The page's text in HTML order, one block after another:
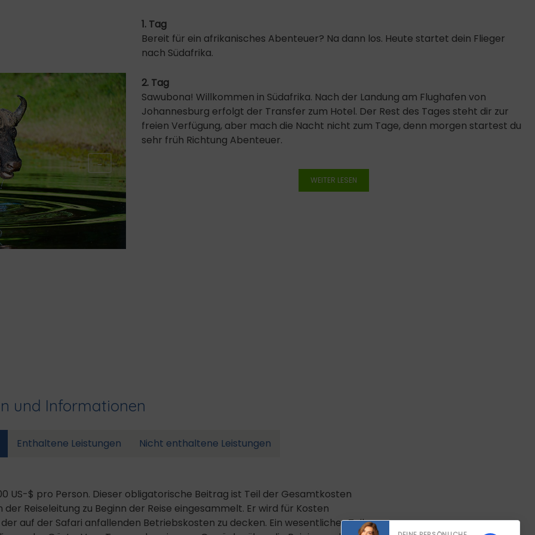
→
1. Tag
Bereit für ein afrikanisches Abenteuer? Na dann los. Heute startet dein Flieger
nach Südafrika.
2. Tag
Sawubona! Willkommen in Südafrika. Nach der Landung am Flughafen von
Johannesburg erfolgt der Transfer zum Hotel. Der Rest des Tages steht dir zur
freien Verfügung, aber mach die Nacht nicht zum Tage, denn morgen startest du
sehr früh Richtung Abenteuer.
WEITER LESEN
und Informationen
Enthaltene Leistungen Nicht enthaltene Leistungen
US-$ pro Person. Dieser obligatorische Beitrag ist Teil der Gesamtkosten
der Reiseleitung zu Beginn der Reise eingesammelt. Er wird für Kosten
auf der Safari anfallenden Betriebskosten zu decken. Ein wesentlicher Teil